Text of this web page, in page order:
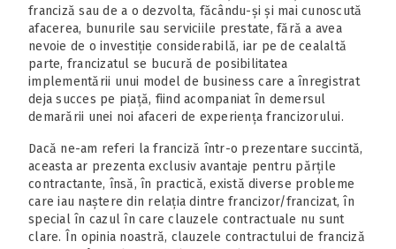
franciză sau de a o dezvolta, făcându-și și mai cunoscută
afacerea, bunurile sau serviciile prestate, fără a avea
nevoie de o investiție considerabilă, iar pe de cealaltă
parte, francizatul se bucură de posibilitatea
implementării unui model de business care a înregistrat
deja succes pe piață, fiind acompaniat în demersul
demarării unei noi afaceri de experiența francizorului.
Dacă ne-am referi la franciză într-o prezentare succintă,
aceasta ar prezenta exclusiv avantaje pentru părțile
contractante, însă, în practică, există diverse probleme
care iau naștere din relația dintre francizor/francizat, în
special în cazul în care clauzele contractuale nu sunt
clare. În opinia noastră, clauzele contractului de franciză